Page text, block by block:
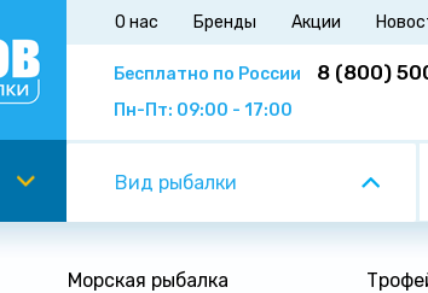
О нас Бренды Акции
Бесплатно по России 8 (800)
Пн-Пт: 09:00 - 17:00
Вид рыбалки
Морская рыбалка